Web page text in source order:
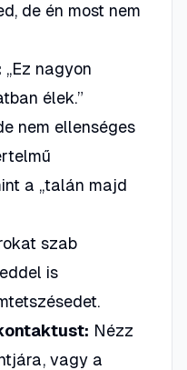
de én most nem
„Ez nagyon
élek.”
nem ellenséges
a „talán majd
szab
is
Nézz
vagy a